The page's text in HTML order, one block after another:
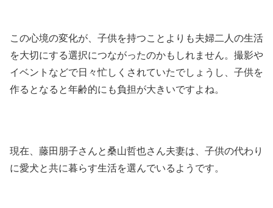
この心境の変化が、子供を持つことよりも夫婦二人の生活
を大切にする選択につながったのかもしれません。撮影や
イベントなどで日々忙しくされていたでしょうし、子供を
作るとなると年齢的にも負担が大きいですよね。
現在、藤田朋子さんと桑山哲也さん夫妻は、子供の代わり
に愛犬と共に暮らす生活を選んでいるようです。